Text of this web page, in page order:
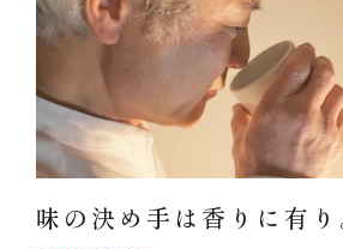
味の決め手は香りに有り